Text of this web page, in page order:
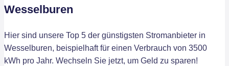
Wesselburen
Hier sind unsere Top 5 der günstigsten Stromanbieter in
Wesselburen, beispielhaft für einen Verbrauch von 3500
kWh pro Jahr. Wechseln Sie jetzt, um Geld zu sparen!